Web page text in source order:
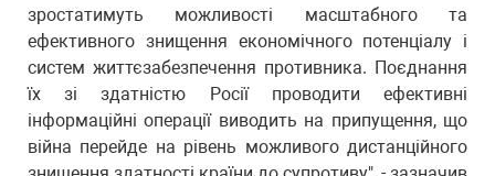
зростатимуть можливості масштабного та
ефективного знищення економічного потенціалу і
систем життєзабезпечення противника. Поєднання
їх зі здатністю Росії проводити ефективні
інформаційні операції виводить на припущення, що
війна перейде на рівень можливого дистанційного